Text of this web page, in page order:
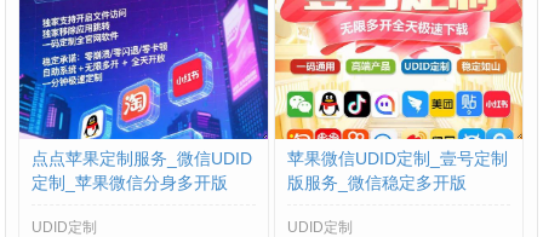
点点苹果定制服务_微信UDID
定制_苹果微信分身多开版
UDID定制
苹果微信UDID定制_壹号定制
版服务_微信稳定多开版
UDID定制